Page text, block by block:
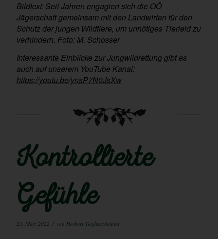
Bildtext: Seit Jahren engagiert sich die OÖ
Jägerschaft gemeinsam mit den Landwirten für den
Schutz der jungen Wildtiere, um unnötiges Tierleid zu
verhindern. Foto: M. Schosser
Interessante Einblicke zur Jungwildrettung gibt es
auch auf unserem YouTube Kanal:
https://youtu.be/ynsP7N0JsXw
Kontrollierte
Gefühle
23. März 2022 / von Herbert Sieghartsleitner